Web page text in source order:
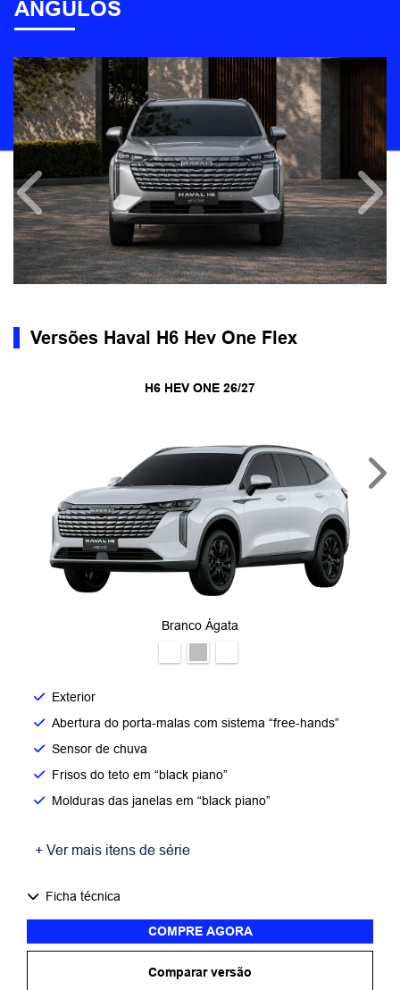
ÂNGULOS
Anterior
Versões Haval H6 Hev One Flex
H6 HEV ONE 26/27
Branco Ágata
Exterior
Abertura do porta-malas com sistema “free-hands”
Sensor de chuva
Frisos do teto em “black piano”
Molduras das janelas em “black piano”
+ Ver mais itens de série
Ficha técnica
COMPRE AGORA
Comparar versão